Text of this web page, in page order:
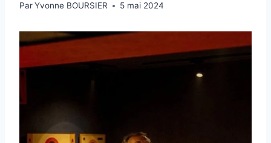
ParYvonne BOURSIER 5 mai 2024